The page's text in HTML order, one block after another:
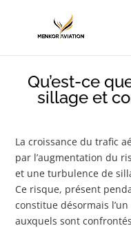
Qu’est-ce
sillage et
La croissance du trafic
par l’augmentation du
et une turbulence de
Ce risque, présent
constitue désormais
auxquels sont